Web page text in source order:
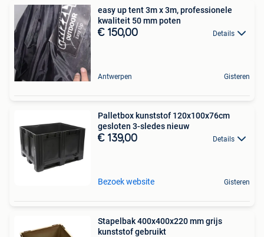
easy up tent 3m x 3m, professionele
kwaliteit 50 mm poten
€ 150,00 Details
Antwerpen Gisteren
Palletbox kunststof 120x100x76cm
gesloten 3-sledes nieuw
€ 139,00 Details
Bezoek website Gisteren
Stapelbak 400x400x220 mm grijs
kunststof gebruikt